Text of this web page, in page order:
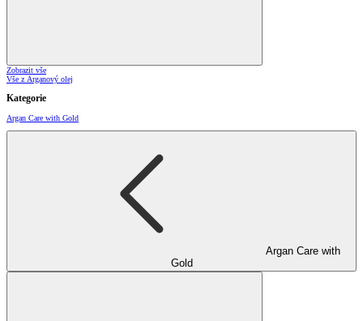
Zobrazit vše
Vše z Arganový olej
Kategorie
Argan Care with Gold
Argan Care with
Gold